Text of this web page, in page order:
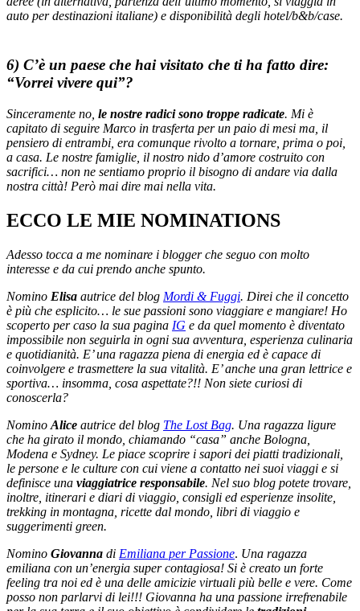
auto per destinazioni italiane) e disponibilità degli hotel/b&b/case.
6) C’è un paese che hai visitato che ti ha fatto dire:
“Vorrei vivere qui”?
Sinceramente no, le nostre radici sono troppe radicate. Mi è
capitato di seguire Marco in trasferta per un paio di mesi ma, il
pensiero di entrambi, era comunque rivolto a tornare, prima o poi,
a casa. Le nostre famiglie, il nostro nido d’amore costruito con
sacrifici… non ne sentiamo proprio il bisogno di andare via dalla
nostra città! Però mai dire mai nella vita.
ECCO LE MIE NOMINATIONS
Adesso tocca a me nominare i blogger che seguo con molto
interesse e da cui prendo anche spunto.
Nomino Elisa autrice del blog Mordi & Fuggi. Direi che il concetto
è più che esplicito… le sue passioni sono viaggiare e mangiare! Ho
scoperto per caso la sua pagina IG e da quel momento è diventato
impossibile non seguirla in ogni sua avventura, esperienza culinaria
e quotidianità. E’ una ragazza piena di energia ed è capace di
coinvolgere e trasmettere la sua vitalità. E’ anche una gran lettrice e
sportiva… insomma, cosa aspettate?!! Non siete curiosi di
conoscerla?
Nomino Alice autrice del blog The Lost Bag. Una ragazza ligure
che ha girato il mondo, chiamando “casa” anche Bologna,
Modena e Sydney. Le piace scoprire i sapori dei piatti tradizionali,
le persone e le culture con cui viene a contatto nei suoi viaggi e si
definisce una viaggiatrice responsabile. Nel suo blog potete trovare,
inoltre, itinerari e diari di viaggio, consigli ed esperienze insolite,
trekking in montagna, ricette dal mondo, libri di viaggio e
suggerimenti green.
Nomino Giovanna di Emiliana per Passione. Una ragazza
emiliana con un’energia super contagiosa! Si è creato un forte
feeling tra noi ed è una delle amicizie virtuali più belle e vere. Come
posso non parlarvi di lei!!! Giovanna ha una passione irrefrenabile